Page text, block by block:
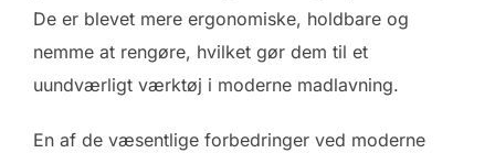
De er blevet mere ergonomiske, holdbare og
nemme at rengøre, hvilket gør dem til et
uundværligt værktøj i moderne madlavning.
En af de væsentlige forbedringer ved moderne